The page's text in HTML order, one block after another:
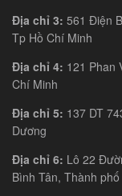
Địa chỉ 3: 561 Điện
Tp Hồ Chí Minh
Địa chỉ 4: 121 Phan
Chí Minh
Địa chỉ 5: 137 DT
Dương
Địa chỉ 6: Lô 22
Bình Tân, Thành